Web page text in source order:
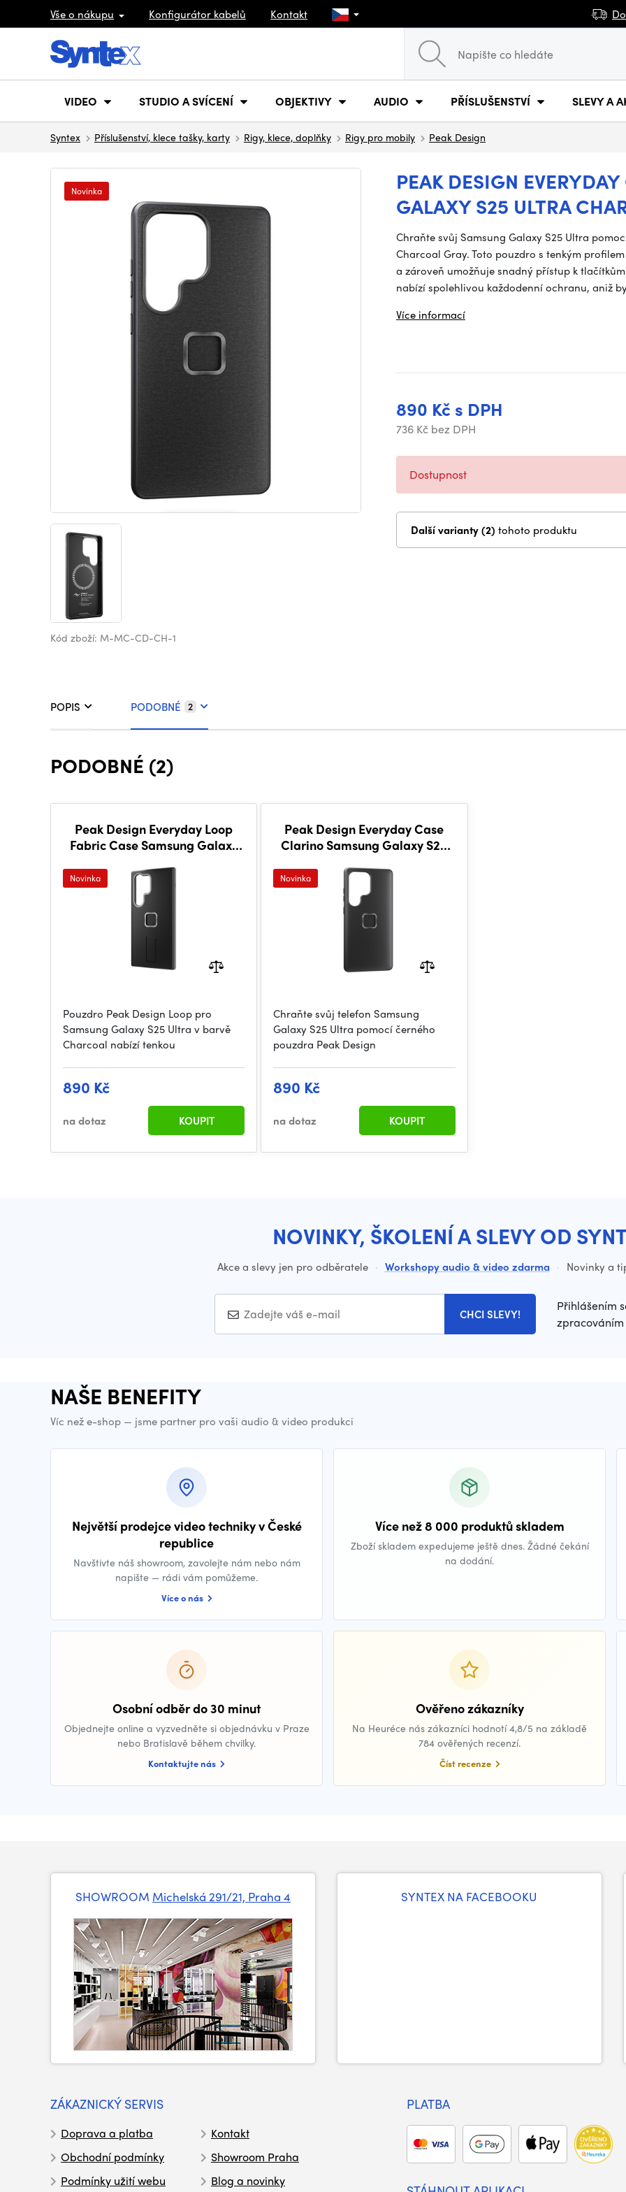
Vše o nákupu Konfigurátor kabelů Kontakt
VIDEO STUDIO A SVÍCENÍ OBJEKTIVY AUDIO PŘÍSLUŠENSTVÍ SLEVY A
Syntex Příslušenství, klece tašky, karty Rigy, klece, doplňky Rigy pro mobily Peak Design
PEAK DESIGN
GALAXY S25 ULTRA
Novinka
Kód zboží: M-MC-CD-CH-1
Chraňte svůj Samsung Galaxy S25 Ultra
Charcoal Gray. Toto pouzdro s tenkým
a zároveň umožňuje snadný přístup k
nabízí spolehlivou každodenní ochranu, aniž
Více informací
890 Kč s DPH
736 Kč bez DPH
Dostupnost
Další varianty (2) tohoto produktu
POPIS PODOBNÉ 2
PODOBNÉ (2)
Peak Design Everyday Loop
Fabric Case Samsung Galaxy
Novinka
Pouzdro Peak Design Loop pro
Samsung Galaxy S25 Ultra v barvě
Charcoal nabízí tenkou
890 Kč
na dotaz KOUPIT
Peak Design Everyday Case
Clarino Samsung Galaxy S25
Novinka
Chraňte svůj telefon Samsung
Galaxy S25 Ultra pomocí černého
pouzdra Peak Design
890 Kč
na dotaz KOUPIT
NOVINKY, ŠKOLENÍ A SLEVY OD
Akce a slevy jen pro odběratele · Workshopy audio & video zdarma · Novinky a
CHCI SLEVY!
Přihlášením
NAŠE BENEFITY
Víc než e-shop — jsme partner pro vaši audio & video produkci
Největší prodejce video techniky v České
republice
Navštivte náš showroom, zavolejte nám nebo nám
napište — rádi vám pomůžeme.
Více o nás
Více než 8 000 produktů skladem
Zboží skladem expedujeme ještě dnes. Žádné čekání
na dodání.
Osobní odběr do 30 minut
Objednejte online a vyzvedněte si objednávku v Praze
nebo Bratislavě během chvilky.
Kontaktujte nás
Ověřeno zákazníky
Na Heuréce nás zákazníci hodnotí 4,8/5 na základě
784 ověřených recenzí.
Číst recenze
SHOWROOM Michelská 291/21, Praha 4 SYNTEX NA FACEBOOKU
ZÁKAZNICKÝ SERVIS
Doprava a platba
Obchodní podmínky
Podmínky užití webu
Kontakt
Showroom Praha
Blog a novinky
PLATBA